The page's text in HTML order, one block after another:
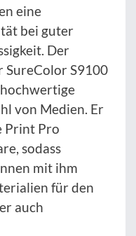
eine
bei guter
Der
SureColor S9100
von Medien. Er
Print Pro
sodass
mit ihm
für den
auch